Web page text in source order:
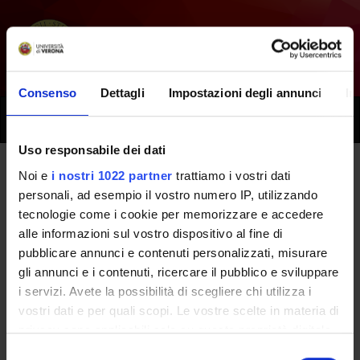
Consenso Dettagli Impostazioni degli annunci
Uso responsabile dei dati
Noi e i nostri 1022 partner trattiamo i vostri dati
personali, ad esempio il vostro numero IP, utilizzando
tecnologie come i cookie per memorizzare e accedere
alle informazioni sul vostro dispositivo al fine di
pubblicare annunci e contenuti personalizzati, misurare
gli annunci e i contenuti, ricercare il pubblico e sviluppare
i servizi. Avete la possibilità di scegliere chi utilizza i
vostri dati e per quali scopi. Le vostre scelte in materia di
privacy sono applicabili solo su questa proprietà digitale
Toggle
Tutti i prossimi seminari - Principi
etici, legali e deontologici
dell'esercizio della professione -
(2023/2024)
Home Didattica Seminari